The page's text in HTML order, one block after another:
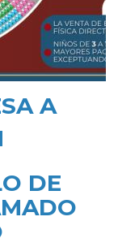
A
DE